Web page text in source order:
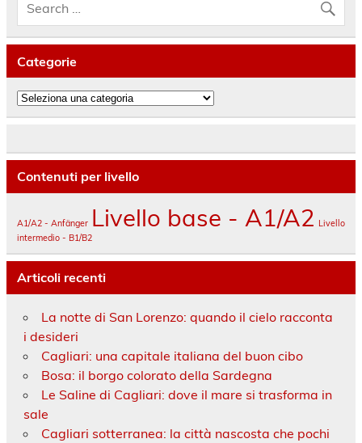
Categorie
Categorie
Contenuti per livello
A1/A2 - Anfänger Livello base - A1/A2 Livello
intermedio - B1/B2
Articoli recenti
La notte di San Lorenzo: quando il cielo racconta
i desideri
Cagliari: una capitale italiana del buon cibo
Bosa: il borgo colorato della Sardegna
Le Saline di Cagliari: dove il mare si trasforma in
sale
Cagliari sotterranea: la città nascosta che pochi